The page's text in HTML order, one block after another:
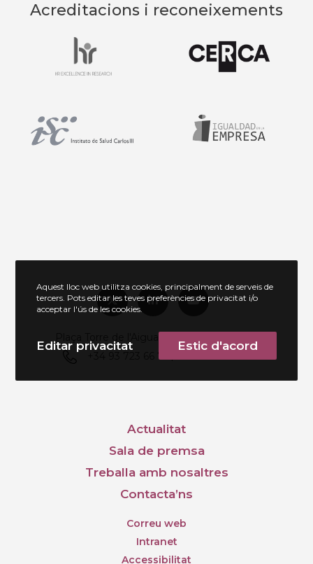
Acreditacions i reconeixements
+34 93 723 66 73 / +34 651 136 172
Actualitat
Sala de premsa
Treballa amb nosaltres
Contacta’ns
Correu web
Intranet
Accessibilitat
Aquest lloc web utilitza cookies, principalment de serveis de
tercers. Pots editar les teves preferències de privacitat i/o
acceptar l'ús de les cookies.
Editar privacitat Estic d'acord